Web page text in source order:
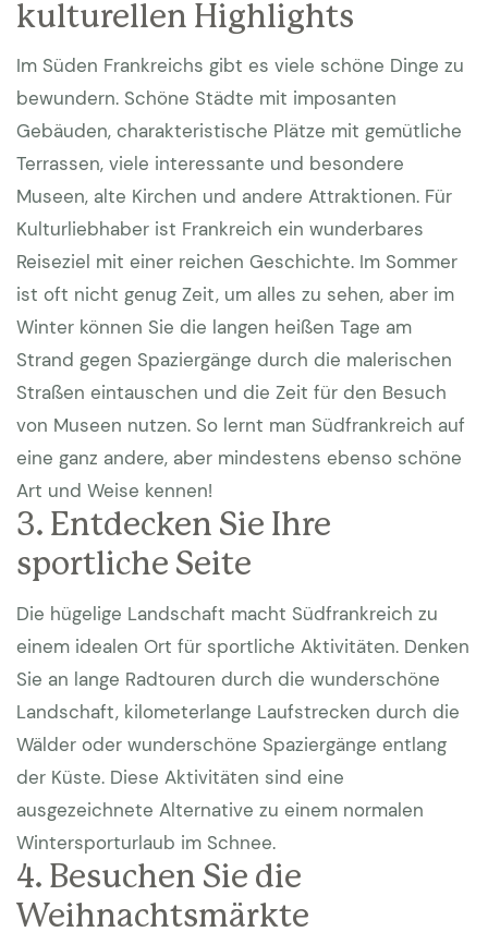
kulturellen Highlights
Im Süden Frankreichs gibt es viele schöne Dinge zu
bewundern. Schöne Städte mit imposanten
Gebäuden, charakteristische Plätze mit gemütliche
Terrassen, viele interessante und besondere
Museen, alte Kirchen und andere Attraktionen. Für
Kulturliebhaber ist Frankreich ein wunderbares
Reiseziel mit einer reichen Geschichte. Im Sommer
ist oft nicht genug Zeit, um alles zu sehen, aber im
Winter können Sie die langen heißen Tage am
Strand gegen Spaziergänge durch die malerischen
Straßen eintauschen und die Zeit für den Besuch
von Museen nutzen. So lernt man Südfrankreich auf
eine ganz andere, aber mindestens ebenso schöne
Art und Weise kennen!
3. Entdecken Sie Ihre
sportliche Seite
Die hügelige Landschaft macht Südfrankreich zu
einem idealen Ort für sportliche Aktivitäten. Denken
Sie an lange Radtouren durch die wunderschöne
Landschaft, kilometerlange Laufstrecken durch die
Wälder oder wunderschöne Spaziergänge entlang
der Küste. Diese Aktivitäten sind eine
ausgezeichnete Alternative zu einem normalen
Wintersporturlaub im Schnee.
4. Besuchen Sie die
Weihnachtsmärkte